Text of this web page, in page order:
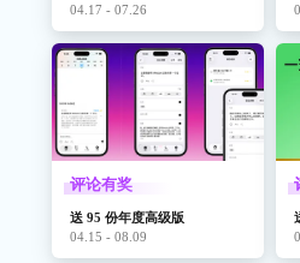
04.17 - 07.26
评论有奖
送 95 份年度高级版
04.15 - 08.09